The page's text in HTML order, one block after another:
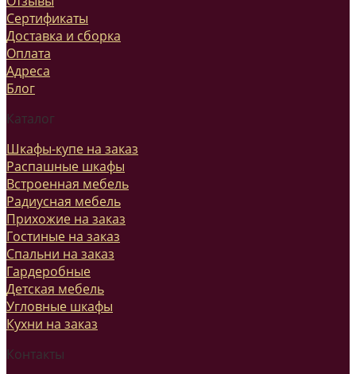
Сертификаты
Доставка и сборка
Оплата
Адреса
Блог
Каталог
Шкафы-купе на заказ
Распашные шкафы
Встроенная мебель
Радиусная мебель
Прихожие на заказ
Гостиные на заказ
Спальни на заказ
Гардеробные
Детская мебель
Угловные шкафы
Кухни на заказ
Контакты